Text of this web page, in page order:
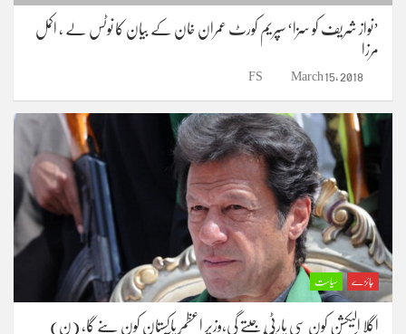
’نواز شریف کو سزا‘ سپریم کورٹ عمران خان کے بیان کا نوٹس لے ، اکمل
مرزا
March 15, 2018
FS
جائزے سیاست
اگلا الیکشن کون سی پارٹی جیتے گی،وزیر اعظم پاکستان کون بنے گا، (ن)